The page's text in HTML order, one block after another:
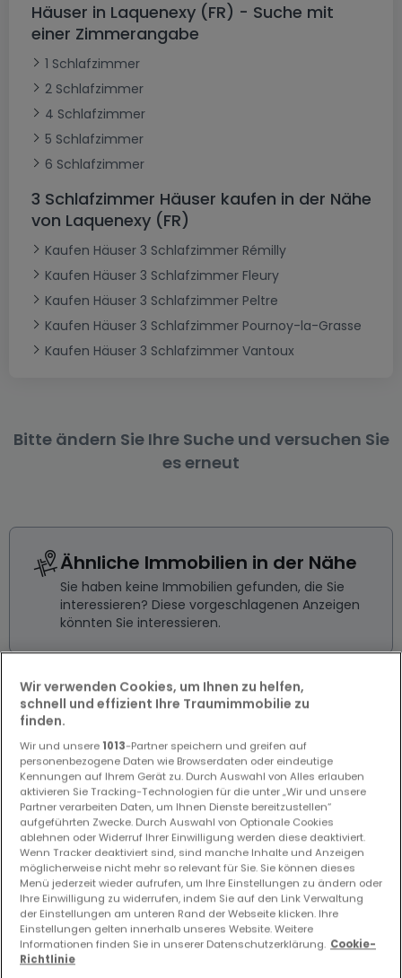
Häuser in Laquenexy (FR) - Suche mit
einer Zimmerangabe
1 Schlafzimmer
2 Schlafzimmer
4 Schlafzimmer
5 Schlafzimmer
6 Schlafzimmer
3 Schlafzimmer Häuser kaufen in der Nähe
von Laquenexy (FR)
Kaufen Häuser 3 Schlafzimmer Rémilly
Kaufen Häuser 3 Schlafzimmer Fleury
Kaufen Häuser 3 Schlafzimmer Peltre
Kaufen Häuser 3 Schlafzimmer Pournoy-la-Grasse
Kaufen Häuser 3 Schlafzimmer Vantoux
Bitte ändern Sie Ihre Suche und versuchen Sie
es erneut
Ähnliche Immobilien in der Nähe
Sie haben keine Immobilien gefunden, die Sie
interessieren? Diese vorgeschlagenen Anzeigen
könnten Sie interessieren.
228.800 €
Wir verwenden Cookies, um Ihnen zu helfen,
schnell und effizient Ihre Traumimmobilie zu
finden.
Wir und unsere 1013-Partner speichern und greifen auf
personenbezogene Daten wie Browserdaten oder eindeutige
Kennungen auf Ihrem Gerät zu. Durch Auswahl von Alles erlauben
aktivieren Sie Tracking-Technologien für die unter „Wir und unsere
Partner verarbeiten Daten, um Ihnen Dienste bereitzustellen“
aufgeführten Zwecke. Durch Auswahl von Optionale Cookies
ablehnen oder Widerruf Ihrer Einwilligung werden diese deaktiviert.
Wenn Tracker deaktiviert sind, sind manche Inhalte und Anzeigen
möglicherweise nicht mehr so relevant für Sie. Sie können dieses
Menü jederzeit wieder aufrufen, um Ihre Einstellungen zu ändern oder
Ihre Einwilligung zu widerrufen, indem Sie auf den Link Verwaltung
der Einstellungen am unteren Rand der Webseite klicken. Ihre
Einstellungen gelten innerhalb unseres Website. Weitere
Informationen finden Sie in unserer Datenschutzerklärung. Cookie-
Richtlinie